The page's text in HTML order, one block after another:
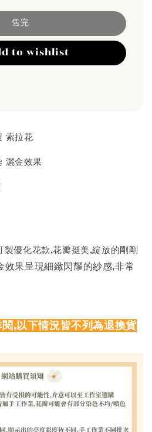
售完
to wishlist
索拉花
灑金效果
優化花款,花瓣挺美,綻放的剛剛
效果呈現細緻閃耀的紗感,非常
,以下情況皆不列為退換貨